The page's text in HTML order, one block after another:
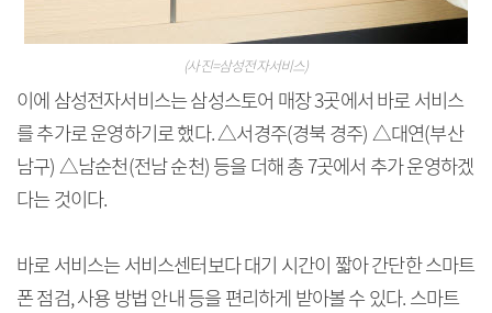
(사진=삼성전자서비스)
이에 삼성전자서비스는 삼성스토어 매장 3곳에서 바로 서비스
를 추가로 운영하기로 했다. △서경주(경북 경주) △대연(부산
남구) △남순천(전남 순천) 등을 더해 총 7곳에서 추가 운영하겠
다는 것이다.
바로 서비스는 서비스센터보다 대기 시간이 짧아 간단한 스마트
폰 점검, 사용 방법 안내 등을 편리하게 받아볼 수 있다. 스마트